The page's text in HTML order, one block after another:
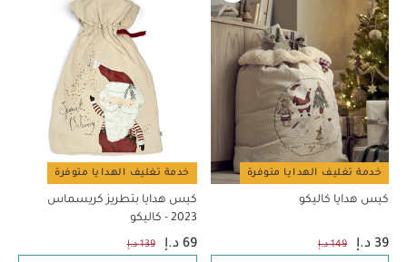
خدمة تغليف الهدايا متوفرة
كيس هدايا كاليكو
39 د.إ 149 د.إ
خدمة تغليف الهدايا متوفرة
كيس هدايا بتطريز كريسماس
2023 - كاليكو
69 د.إ 139 د.إ